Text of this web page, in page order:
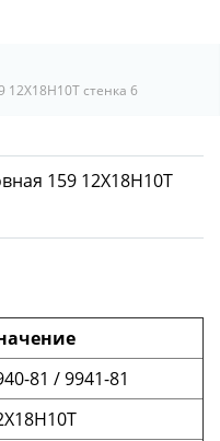
стенка 6
81 / 9941-81